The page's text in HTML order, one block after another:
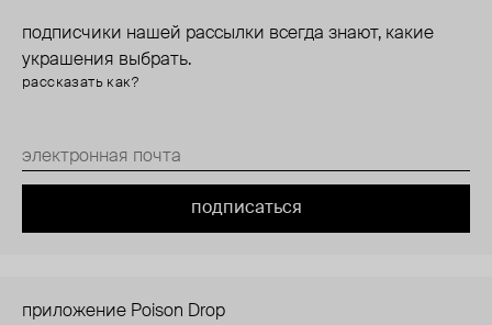
подписчики нашей рассылки всегда знают, какие
украшения выбрать.
рассказать как?
подписаться
приложение Poison Drop